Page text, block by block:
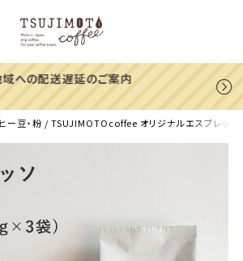
【39%OFF】ヨウソロー
ー豆・粉 TSUJIMOTOcoffee オリジナルエスプレッソ